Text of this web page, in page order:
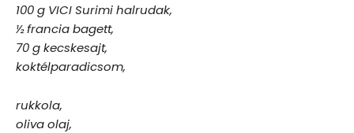
100 g VICI Surimi halrudak,
½ francia bagett,
70 g kecskesajt,
koktélparadicsom,
rukkola,
oliva olaj,